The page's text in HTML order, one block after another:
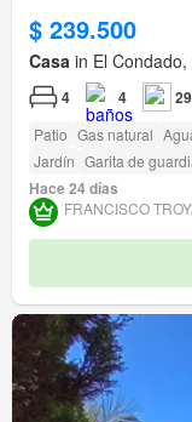
$ 239.500
Casa in El
4 4
Patio Gas natural
Jardín Garita de
Hace 24 días
FRANCISCO